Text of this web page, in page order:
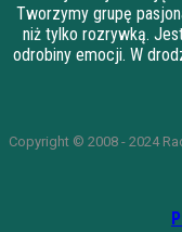
Tworzymy grupę
niż tylko rozrywką.
odrobiny emocji. W
Copyright © 2008 - 2024